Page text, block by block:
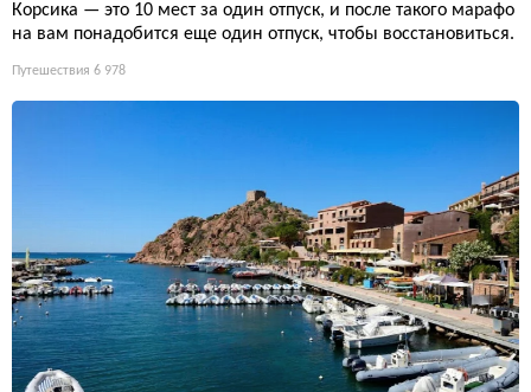
Корсика — это 10 мест за один отпуск, и после такого марафо
на вам понадобится еще один отпуск, чтобы восстановиться.
Путешествия 6 978